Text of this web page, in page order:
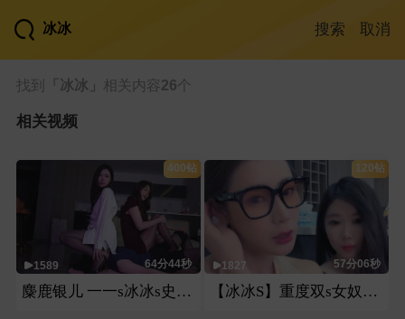
搜索 取消
找到 「冰冰」 相关内容26个
相关视频
400钻
1589 64分44秒
麋鹿银儿 一一s冰冰s史上最高无缝巅峰级默契超长时暴虐母狗
120钻
1827 57分06秒
【冰冰S】重度双s女奴高跟踩直接圣水口含深喉圣水凌虐暴力残虐